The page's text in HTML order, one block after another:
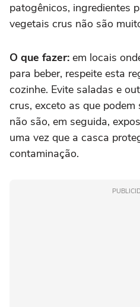
patogênicos, ingredientes
vegetais crus não são
O que fazer: em locais
para beber, respeite esta
cozinhe. Evite saladas e
crus, exceto as que
não são, em seguida,
uma vez que a casca
contaminação.